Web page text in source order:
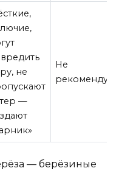
не
—
Не
— берёзиные